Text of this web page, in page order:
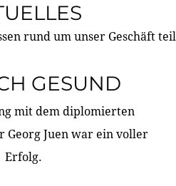
rund um unser Geschäft
GESUND
mit dem diplomierten
Georg Juen war ein voller
Erfolg.